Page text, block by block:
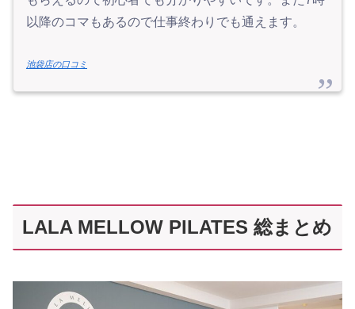
以降のコマもあるので仕事終わりでも通えます。
池袋店の口コミ
LALA MELLOW PILATES 総まとめ